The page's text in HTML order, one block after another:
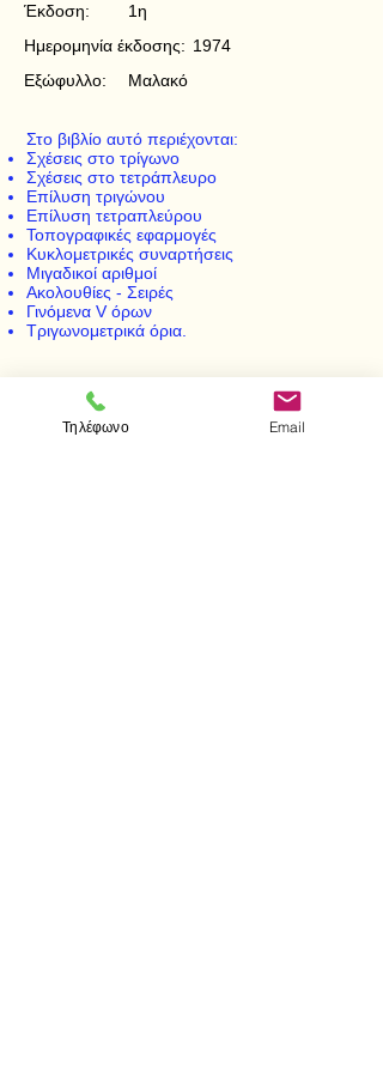
Έκδοση:
1η
Ημερομηνία έκδοσης: 1974
Εξώφυλλο:
Μαλακό
Στο βιβλίο αυτό περιέχονται:
Σχέσεις στο τρίγωνο
Σχέσεις στο τετράπλευρο
Επίλυση τριγώνου
Επίλυση τετραπλεύρου
Τοπογραφικές εφαρμογές
Κυκλομετρικές συναρτήσεις
Μιγαδικοί αριθμοί
Ακολουθίες - Σειρές
Γινόμενα V όρων
Τριγωνομετρικά όρια.
< Προηγούμενο Επόμενο >
Τηλέφωνο Email